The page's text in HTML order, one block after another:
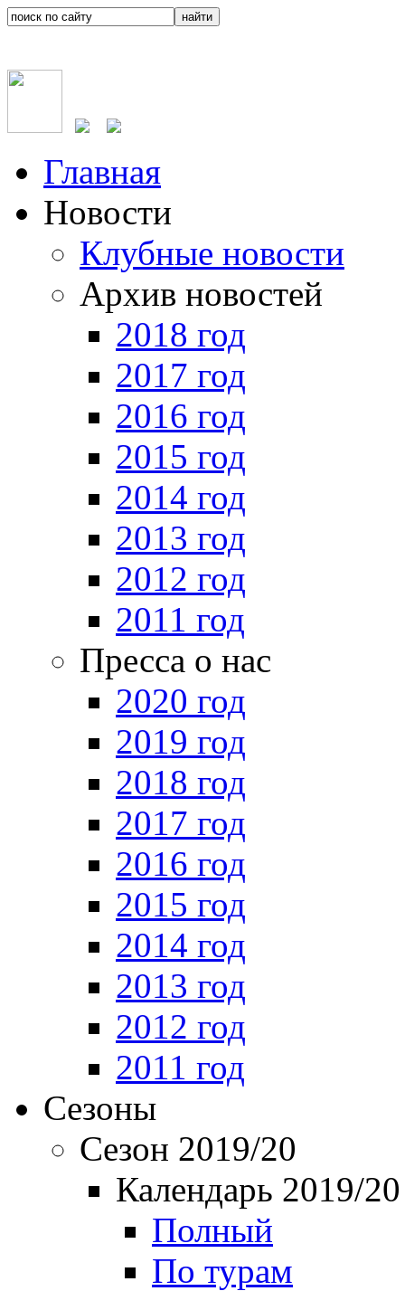
Главная
Новости
Клубные новости
Архив новостей
2018 год
2017 год
2016 год
2015 год
2014 год
2013 год
2012 год
2011 год
Пресса о нас
2020 год
2019 год
2018 год
2017 год
2016 год
2015 год
2014 год
2013 год
2012 год
2011 год
Сезоны
Сезон 2019/20
Календарь 2019/20
Полный
По турам